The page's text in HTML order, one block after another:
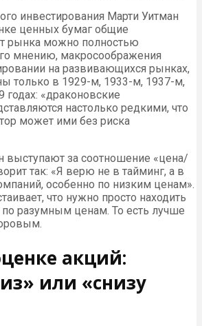
инвестирования Марти Уитман
ценных бумаг общие
рынка можно полностью
мнению, макросоображения
на развивающихся рынках,
только в 1929-м, 1933-м, 1937-м,
«драконовские
настолько редкими, что
может ими без риска
выступают за соотношение «цена/
так: «Я верю не в тайминг, а в
особенно по низким ценам».
что нужно просто находить
разумным ценам. То есть лучше
акций:
или «снизу